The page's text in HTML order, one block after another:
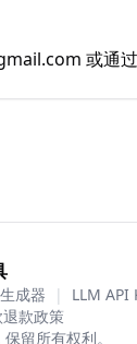
或通
成器 | LLM API
退款政策
留所有权利。